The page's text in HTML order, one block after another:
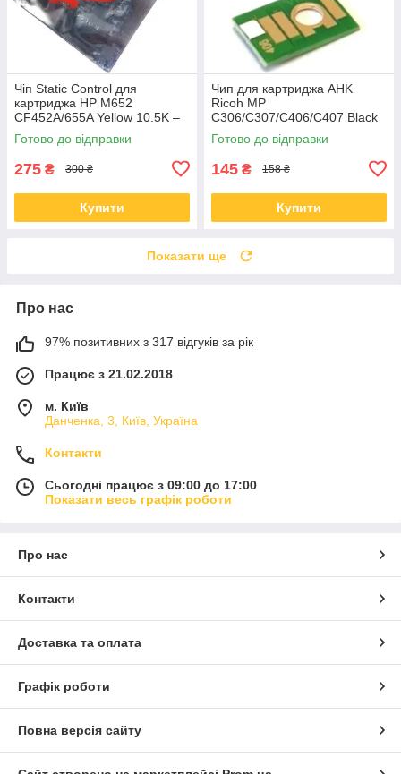
Чіп Static Control для
картриджа HP M652
CF452A/655A Yellow 10.5K –
HM652CP-Y
Готово до відправки
275 ₴ 300 ₴
Купити
Чип для картриджа AHK
Ricoh MP
C306/C307/C406/C407 Black
842095 17000 сторінок
(70264813)
Готово до відправки
145 ₴ 158 ₴
Купити
Показати ще
Про нас
97% позитивних з 317 відгуків за рік
Працює з 21.02.2018
м. Київ
Данченка, 3, Київ, Україна
Контакти
Сьогодні працює з 09:00 до 17:00
Показати весь графік роботи
Про нас
Контакти
Доставка та оплата
Графік роботи
Повна версія сайту